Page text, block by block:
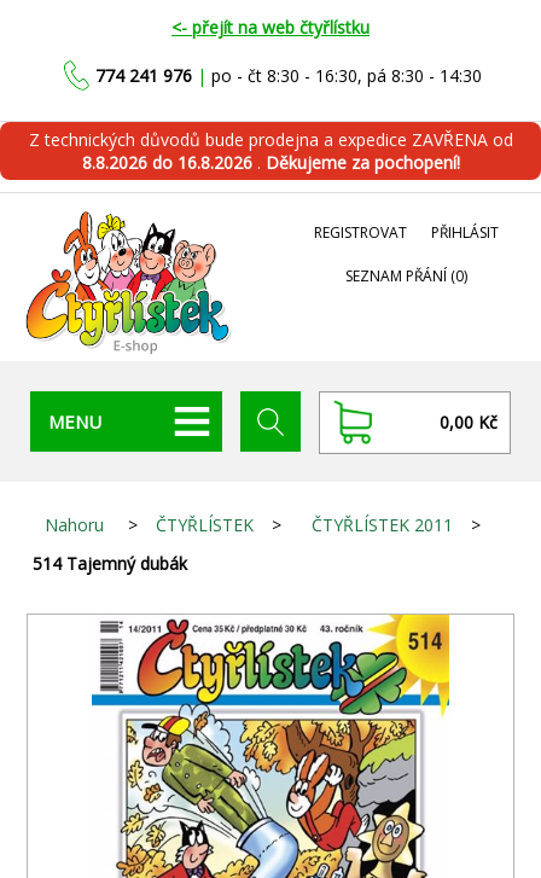
<- přejít na web čtyřlístku
774 241 976 | po - čt 8:30 - 16:30, pá 8:30 - 14:30
Z technických důvodů bude prodejna a expedice ZAVŘENA od
8.8.2026 do 16.8.2026 . Děkujeme za pochopení!
REGISTROVAT PŘIHLÁSIT
SEZNAM PŘÁNÍ (0)
MENU 0,00 Kč
Nahoru > ČTYŘLÍSTEK > ČTYŘLÍSTEK 2011
>
514 Tajemný dubák